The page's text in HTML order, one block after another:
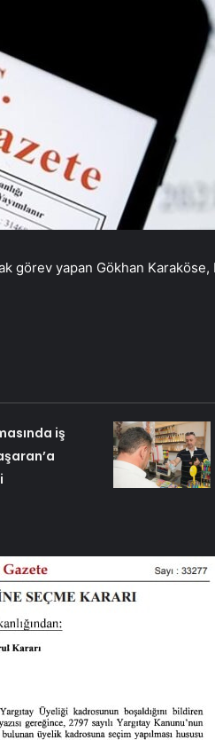
görev yapan Gökhan Karaköse,
iş